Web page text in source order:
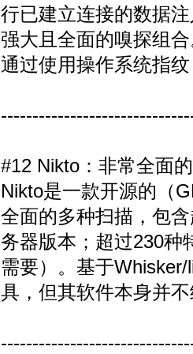
行已建立连接的数据
强大且全面的嗅探组
通过使用操作系统指
#12 Nikto：非常全面
Nikto是一款开源的（
全面的多种扫描，包
务器版本；超过230种
需要）。基于
具，但其软件本身并